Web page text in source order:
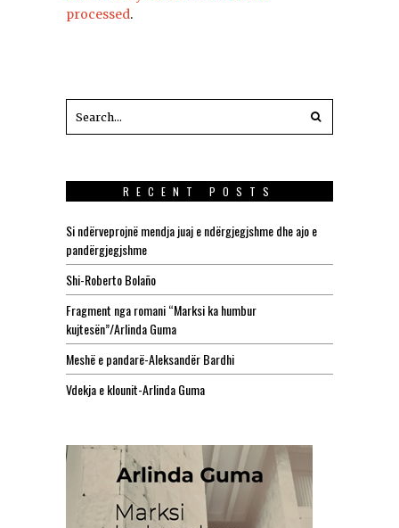
processed.
RECENT POSTS
Si ndërveprojnë mendja juaj e ndërgjegjshme dhe ajo e
pandërgjegjshme
Shi-Roberto Bolaño
Fragment nga romani “Marksi ka humbur
kujtesën”/Arlinda Guma
Meshë e pandarë-Aleksandër Bardhi
Vdekja e klounit-Arlinda Guma